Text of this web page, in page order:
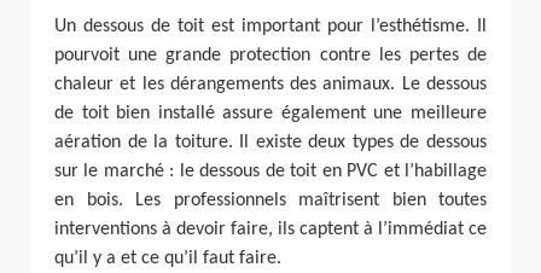
Un dessous de toit est important pour l’esthétisme. Il
pourvoit une grande protection contre les pertes de
chaleur et les dérangements des animaux. Le dessous
de toit bien installé assure également une meilleure
aération de la toiture. Il existe deux types de dessous
sur le marché : le dessous de toit en PVC et l’habillage
en bois. Les professionnels maîtrisent bien toutes
interventions à devoir faire, ils captent à l’immédiat ce
qu’il y a et ce qu’il faut faire.